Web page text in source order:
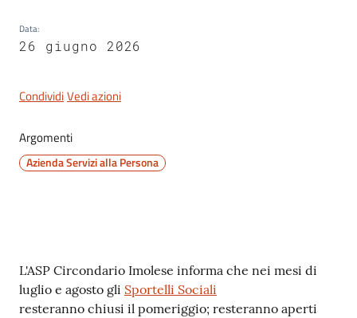
Novità
Documenti
dati
utili
Data:
26 giugno 2026
CondividiVedi azioni
Argomenti
Azienda Servizi alla Persona
Contenuto
L'ASP Circondario Imolese informa che nei mesi di
luglio e agosto gli Sportelli Sociali
resteranno chiusi il pomeriggio; resteranno aperti